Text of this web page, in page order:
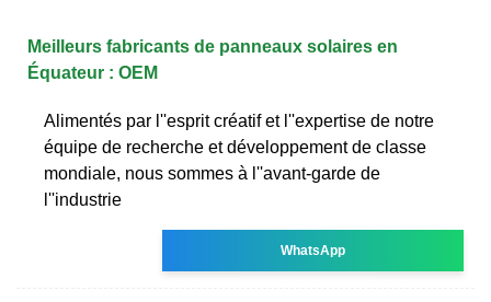
Meilleurs fabricants de panneaux solaires en
Équateur : OEM
Alimentés par l''esprit créatif et l''expertise de notre
équipe de recherche et développement de classe
mondiale, nous sommes à l''avant-garde de
l''industrie
WhatsApp